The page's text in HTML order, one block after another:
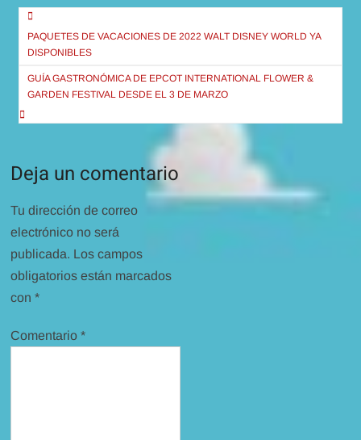
Navegación
de
entradas
PAQUETES DE VACACIONES DE 2022 WALT DISNEY WORLD YA
DISPONIBLES
GUÍA GASTRONÓMICA DE EPCOT INTERNATIONAL FLOWER &
GARDEN FESTIVAL DESDE EL 3 DE MARZO
Deja un comentario
Tu dirección de correo
electrónico no será
publicada. Los campos
obligatorios están marcados
con*
Comentario*